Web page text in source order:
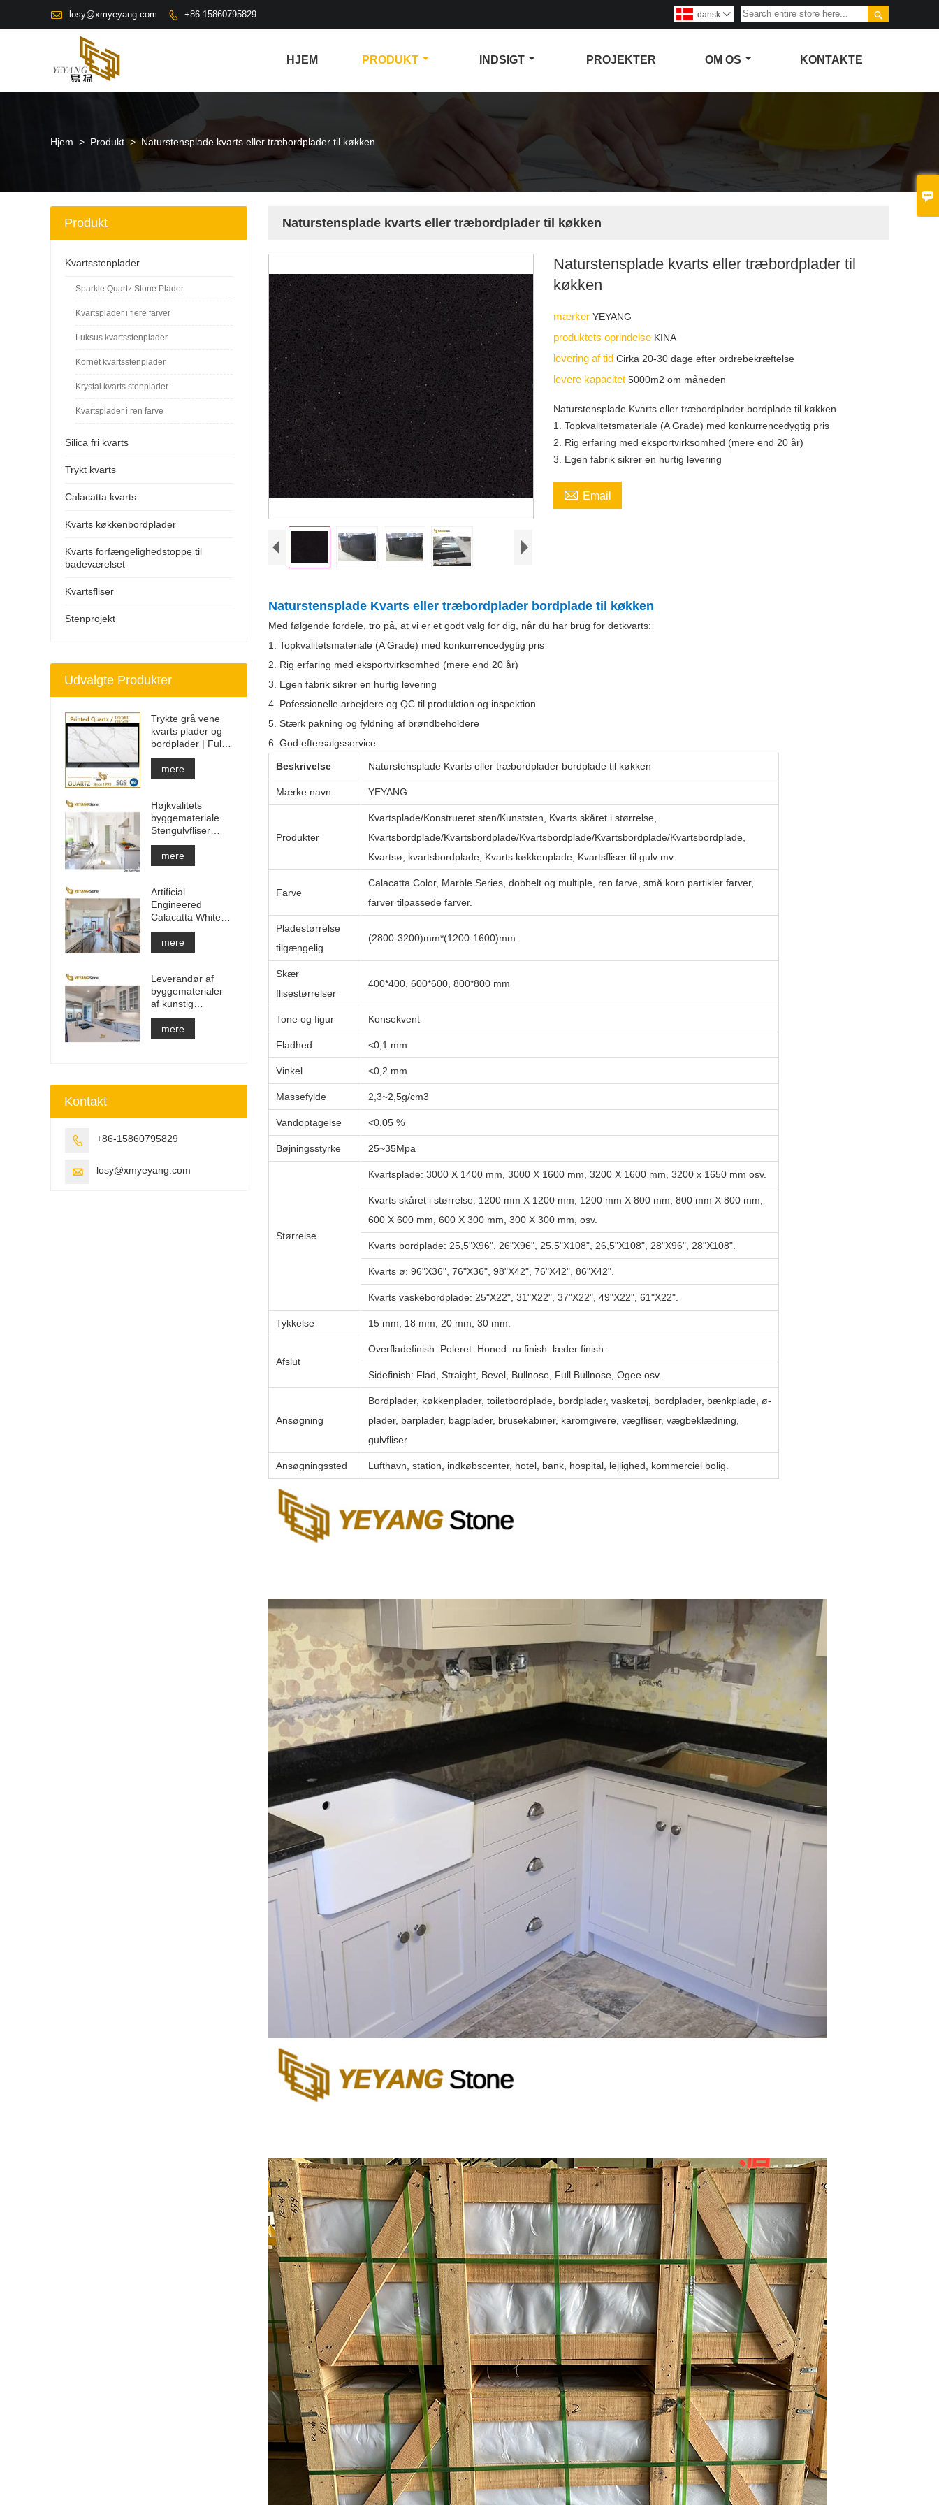

 losy@xmyeyang.com  +86-15860795829 
dansk 
HJEM PRODUKT INDSIGT PROJEKTER OM OS KONTAKTE
Hjem > Produkt > Naturstensplade kvarts eller træbordplader til køkken
Naturstensplade kvarts eller træbordplader til køkken
Naturstensplade kvarts eller træbordplader til
køkken
mærkerYEYANG
produktets oprindelse KINA
levering af tidCirka 20-30 dage efter ordrebekræftelse
levere kapacitet5000m2 om måneden
Naturstensplade Kvarts eller træbordplader bordplade til køkken
1. Topkvalitetsmateriale (A Grade) med konkurrencedygtig pris
2. Rig erfaring med eksportvirksomhed (mere end 20 år)
3. Egen fabrik sikrer en hurtig levering
 Email
Naturstensplade Kvarts eller træbordplader bordplade til køkken
Med følgende fordele, tro på, at vi er et godt valg for dig, når du har brug for detkvarts:
1. Topkvalitetsmateriale (A Grade) med konkurrencedygtig pris
2. Rig erfaring med eksportvirksomhed (mere end 20 år)
3. Egen fabrik sikrer en hurtig levering
4. Pofessionelle arbejdere og QC til produktion og inspektion
5. Stærk pakning og fyldning af brøndbeholdere
6. God eftersalgsservice
Beskrivelse Naturstensplade Kvarts eller træbordplader bordplade til køkken
Mærke navn YEYANG
Produkter
Kvartsplade/Konstrueret sten/Kunststen, Kvarts skåret i størrelse,
Kvartsbordplade/Kvartsbordplade/Kvartsbordplade/Kvartsbordplade/Kvartsbordplade,
Kvartsø, kvartsbordplade, Kvarts køkkenplade, Kvartsfliser til gulv mv.
Farve
Calacatta Color, Marble Series, dobbelt og multiple, ren farve, små korn partikler farver,
farver tilpassede farver.
Pladestørrelse
tilgængelig
(2800-3200)mm*(1200-1600)mm
Skær
flisestørrelser
400*400, 600*600, 800*800 mm
Tone og figur Konsekvent
Fladhed <0,1 mm
Vinkel <0,2 mm
Massefylde 2,3~2,5g/cm3
Vandoptagelse <0,05 %
Bøjningsstyrke 25~35Mpa
Størrelse
Kvartsplade: 3000 X 1400 mm, 3000 X 1600 mm, 3200 X 1600 mm, 3200 x 1650 mm osv.
Kvarts skåret i størrelse: 1200 mm X 1200 mm, 1200 mm X 800 mm, 800 mm X 800 mm,
600 X 600 mm, 600 X 300 mm, 300 X 300 mm, osv.
Kvarts bordplade: 25,5"X96", 26"X96", 25,5"X108", 26,5"X108", 28"X96", 28"X108".
Kvarts ø: 96"X36", 76"X36", 98"X42", 76"X42", 86"X42".
Kvarts vaskebordplade: 25"X22", 31"X22", 37"X22", 49"X22", 61"X22".
Tykkelse 15 mm, 18 mm, 20 mm, 30 mm.
Afslut
Overfladefinish: Poleret. Honed .ru finish. læder finish.
Sidefinish: Flad, Straight, Bevel, Bullnose, Full Bullnose, Ogee osv.
Ansøgning
Bordplader, køkkenplader, toiletbordplade, bordplader, vasketøj, bordplader, bænkplade, ø-
plader, barplader, bagplader, brusekabiner, karomgivere, vægfliser, vægbeklædning,
gulvfliser
Ansøgningssted Lufthavn, station, indkøbscenter, hotel, bank, hospital, lejlighed, kommerciel bolig.
Produkt
Kvartsstenplader
Sparkle Quartz Stone Plader
Kvartsplader i flere farver
Luksus kvartsstenplader
Kornet kvartsstenplader
Krystal kvarts stenplader
Kvartsplader i ren farve
Silica fri kvarts
Trykt kvarts
Calacatta kvarts
Kvarts køkkenbordplader
Kvarts forfængelighedstoppe til
badeværelset
Kvartsfliser
Stenprojekt
Udvalgte Produkter
Trykte grå vene
kvarts plader og
bordplader | Fuldt
trykt kvarts PQ005
mere
Højkvalitets
byggemateriale
Stengulvfliser
lysegrå projekter
mere
Artificial
Engineered
Calacatta White
Quartz Stone
Bordplade &
Forfængelighed
Slab
mere
Leverandør af
byggematerialer
af kunstig
kvartssten med
fast overflade
mere
Kontakt
 +86-15860795829
 losy@xmyeyang.com